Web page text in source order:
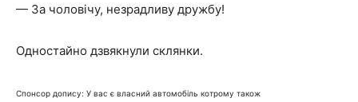
— За чоловічу, незрадливу дружбу!
Одностайно дзвякнули склянки.
Спонсор допису: У вас є власний автомобіль котрому також